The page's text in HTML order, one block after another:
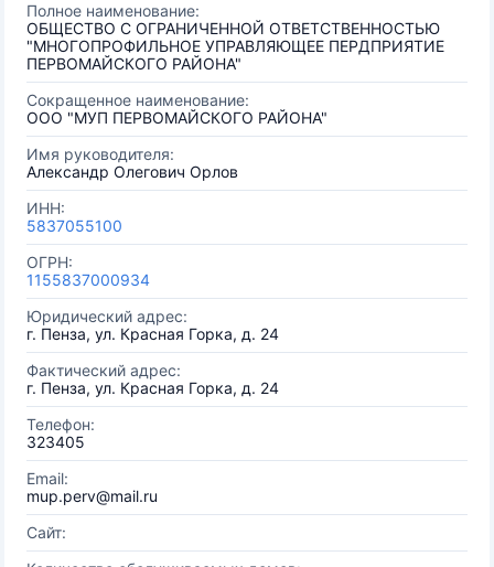
Полное наименование:
ОБЩЕСТВО С ОГРАНИЧЕННОЙ ОТВЕТСТВЕННОСТЬЮ
"МНОГОПРОФИЛЬНОЕ УПРАВЛЯЮЩЕЕ ПЕРДПРИЯТИЕ
ПЕРВОМАЙСКОГО РАЙОНА"
Сокращенное наименование:
ООО "МУП ПЕРВОМАЙСКОГО РАЙОНА"
Имя руководителя:
Александр Олегович Орлов
ИНН:
5837055100
ОГРН:
1155837000934
Юридический адрес:
г. Пенза, ул. Красная Горка, д. 24
Фактический адрес:
г. Пенза, ул. Красная Горка, д. 24
Телефон:
323405
Email:
mup.perv@mail.ru
Сайт: